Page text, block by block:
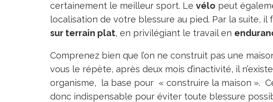
certainement le meilleur sport. Le vélo peut
localisation de votre blessure au pied. Par la suite, il
sur terrain plat, en privilégiant le travail en
Comprenez bien que l’on ne construit pas une
vous le répète, après deux mois d’inactivité, il
organisme, la base pour « construire la maison ».
donc indispensable pour éviter toute blessure